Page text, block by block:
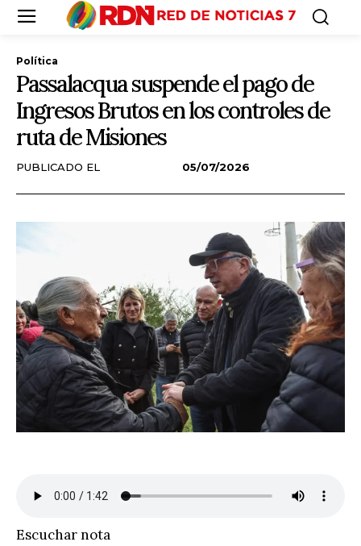
Política
Passalacqua suspende el pago de
Ingresos Brutos en los controles de
ruta de Misiones
PUBLICADO EL 05/07/2026
Escuchar nota